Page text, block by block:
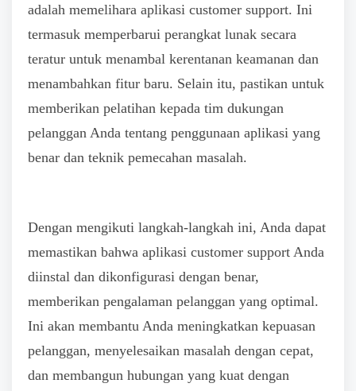
adalah memelihara aplikasi customer support. Ini
termasuk memperbarui perangkat lunak secara
teratur untuk menambal kerentanan keamanan dan
menambahkan fitur baru. Selain itu, pastikan untuk
memberikan pelatihan kepada tim dukungan
pelanggan Anda tentang penggunaan aplikasi yang
benar dan teknik pemecahan masalah.
Dengan mengikuti langkah-langkah ini, Anda dapat
memastikan bahwa aplikasi customer support Anda
diinstal dan dikonfigurasi dengan benar,
memberikan pengalaman pelanggan yang optimal.
Ini akan membantu Anda meningkatkan kepuasan
pelanggan, menyelesaikan masalah dengan cepat,
dan membangun hubungan yang kuat dengan